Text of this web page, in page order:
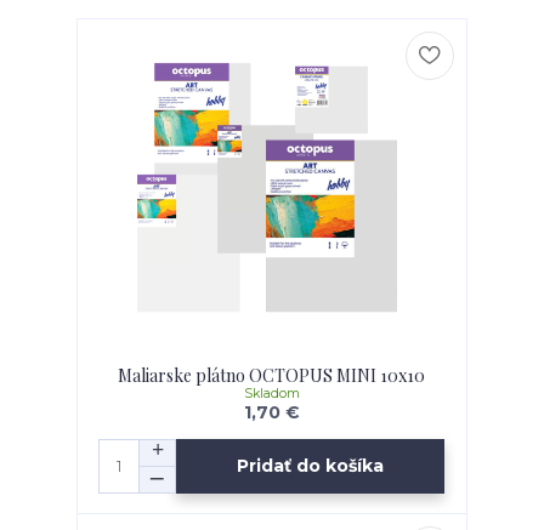
Maliarske plátno OCTOPUS MINI 10x10
1,70 €
Skladom
Pridať do košíka